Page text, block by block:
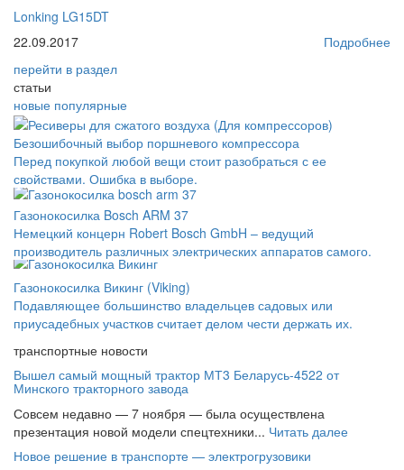
Lonking LG15DT
22.09.2017
Подробнее
перейти в раздел
статьи
новые популярные
Безошибочный выбор поршневого компрессора
Перед покупкой любой вещи стоит разобраться с ее
свойствами. Ошибка в выборе.
Газонокосилка Bosch ARM 37
Немецкий концерн Robert Bosch GmbH – ведущий
производитель различных электрических аппаратов самого.
Газонокосилка Викинг (Viking)
Подавляющее большинство владельцев садовых или
приусадебных участков считает делом чести держать их.
транспортные новости
Вышел самый мощный трактор МТ3 Беларусь-4522 от
Минского тракторного завода
Совсем недавно — 7 ноября — была осуществлена
презентация новой модели спецтехники... Читать далее
Новое решение в транспорте — электрогрузовики